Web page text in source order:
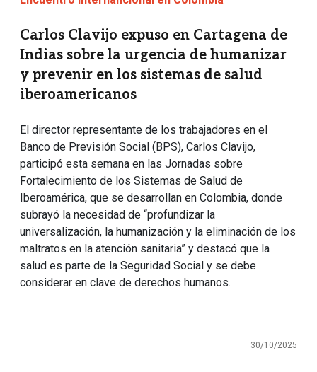
Carlos Clavijo expuso en Cartagena de
Indias sobre la urgencia de humanizar
y prevenir en los sistemas de salud
iberoamericanos
El director representante de los trabajadores en el
Banco de Previsión Social (BPS), Carlos Clavijo,
participó esta semana en las Jornadas sobre
Fortalecimiento de los Sistemas de Salud de
Iberoamérica, que se desarrollan en Colombia, donde
subrayó la necesidad de “profundizar la
universalización, la humanización y la eliminación de los
maltratos en la atención sanitaria” y destacó que la
salud es parte de la Seguridad Social y se debe
considerar en clave de derechos humanos.
30/10/2025